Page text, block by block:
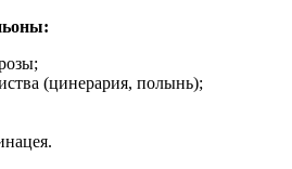
(цинерария, полынь);